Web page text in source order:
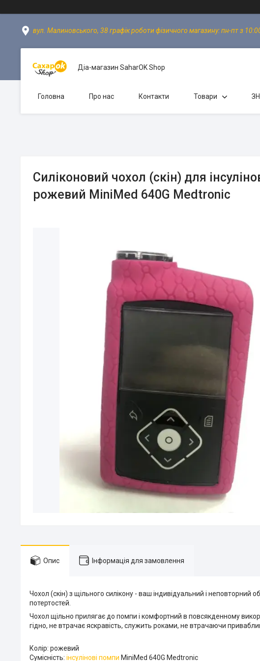
вул. Малиновського, 38 графік роботи фізичного магазину: пн-пт з
Діа-магазин SaharOK Shop
Головна Про нас Контакти Товари
Силіконовий чохол (скін) для
рожевий MiniMed 640G Medtronic
Опис Інформація для замовлення
Чохол (скін) з щільного силікону - ваш індивідуальний і
потертостей.
Чохол щільно прилягає до помпи і комфортний в повсякденному
гідно, не втрачає яскравість, служить роками, не втрачаючи
Колір: рожевий
Сумісність: інсулінові помпи MiniMed 640G Medtronic